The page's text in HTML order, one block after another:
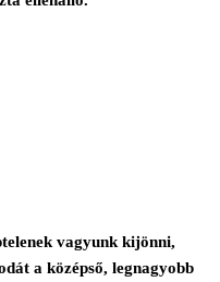
vagyunk kijönni,
a középső, legnagyobb